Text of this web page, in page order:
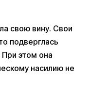
свою вину. Свои
подверглась
этом она
насилию не